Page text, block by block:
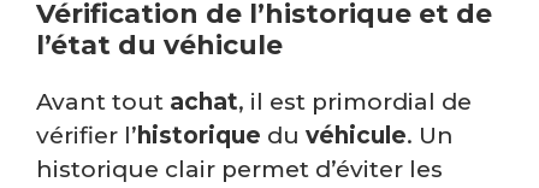
Vérification de l’historique et de
l’état du véhicule
Avant tout achat, il est primordial de
vérifier l’ historique du véhicule. Un
historique clair permet d’éviter les